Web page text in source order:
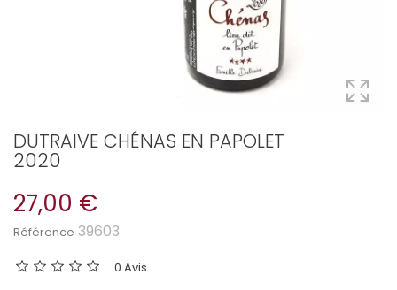
DUTRAIVE CHÉNAS EN PAPOLET
2020
27,00 €
Référence 39603
0 Avis